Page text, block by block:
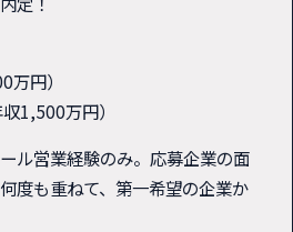
円）
1,500万円）
ル営業経験のみ。応募企業の面
度も重ねて、第一希望の企業か